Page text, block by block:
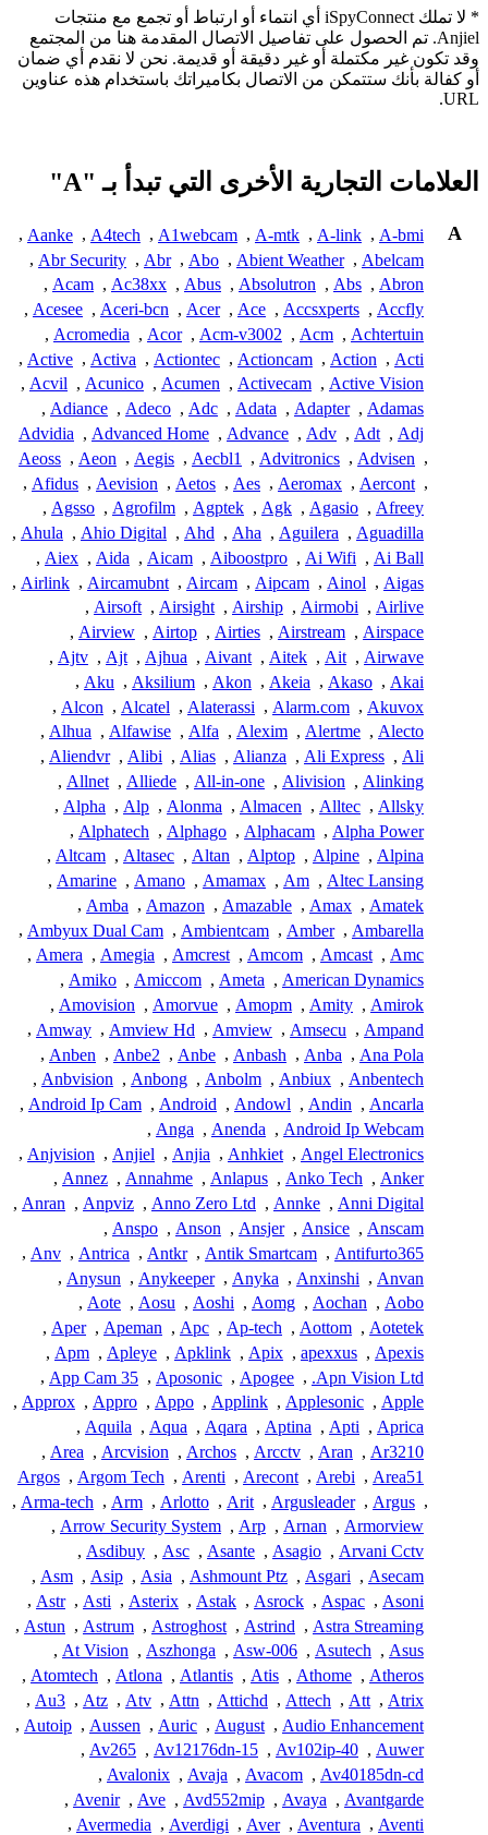
* لا تملك iSpyConnect أي انتماء أو ارتباط أو تجمع مع منتجات
Anjiel. تم الحصول على تفاصيل الاتصال المقدمة هنا من المجتمع
وقد تكون غير مكتملة أو غير دقيقة أو قديمة. نحن لا نقدم أي ضمان
أو كفالة بأنك ستتمكن من الاتصال بكاميراتك باستخدام هذه عناوين
URL.
العلامات التجارية الأخرى التي تبدأ بـ "A"
A
A-bmi
,
A-link
,
A-mtk
,
A1webcam
,
A4tech
,
Aanke
,
Abelcam
,
Abient Weather
,
Abo
,
Abr
,
Abr Security
,
Abron
,
Abs
,
Absolutron
,
Abus
,
Ac38xx
,
Acam
,
Accfly
,
Accsxperts
,
Ace
,
Acer
,
Aceri-bcn
,
Acesee
,
Achtertuin
,
Acm
,
Acm-v3002
,
Acor
,
Acromedia
,
Acti
,
Action
,
Actioncam
,
Actiontec
,
Activa
,
Active
,
Active Vision
,
Activecam
,
Acumen
,
Acunico
,
Acvil
,
Adamas
,
Adapter
,
Adata
,
Adc
,
Adeco
,
Adiance
,
Adj
,
Adt
,
Adv
,
Advance
,
Advanced Home
,
Advidia
,
Advisen
,
Advitronics
,
Aecbl1
,
Aegis
,
Aeon
,
Aeoss
,
Aercont
,
Aeromax
,
Aes
,
Aetos
,
Aevision
,
Afidus
,
Afreey
,
Agasio
,
Agk
,
Agptek
,
Agrofilm
,
Agsso
,
Aguadilla
,
Aguilera
,
Aha
,
Ahd
,
Ahio Digital
,
Ahula
,
Ai Ball
,
Ai Wifi
,
Aiboostpro
,
Aicam
,
Aida
,
Aiex
,
Aigas
,
Ainol
,
Aipcam
,
Aircam
,
Aircamubnt
,
Airlink
,
Airlive
,
Airmobi
,
Airship
,
Airsight
,
Airsoft
,
Airspace
,
Airstream
,
Airties
,
Airtop
,
Airview
,
Airwave
,
Ait
,
Aitek
,
Aivant
,
Ajhua
,
Ajt
,
Ajtv
,
Akai
,
Akaso
,
Akeia
,
Akon
,
Aksilium
,
Aku
,
Akuvox
,
Alarm.com
,
Alaterassi
,
Alcatel
,
Alcon
,
Alecto
,
Alertme
,
Alexim
,
Alfa
,
Alfawise
,
Alhua
,
Ali
,
Ali Express
,
Alianza
,
Alias
,
Alibi
,
Aliendvr
,
Alinking
,
Alivision
,
All-in-one
,
Alliede
,
Allnet
,
Allsky
,
Alltec
,
Almacen
,
Alonma
,
Alp
,
Alpha
,
Alpha Power
,
Alphacam
,
Alphago
,
Alphatech
,
Alpina
,
Alpine
,
Alptop
,
Altan
,
Altasec
,
Altcam
,
Altec Lansing
,
Am
,
Amamax
,
Amano
,
Amarine
,
Amatek
,
Amax
,
Amazable
,
Amazon
,
Amba
,
Ambarella
,
Amber
,
Ambientcam
,
Ambyux Dual Cam
,
Amc
,
Amcast
,
Amcom
,
Amcrest
,
Amegia
,
Amera
,
American Dynamics
,
Ameta
,
Amiccom
,
Amiko
,
Amirok
,
Amity
,
Amopm
,
Amorvue
,
Amovision
,
Ampand
,
Amsecu
,
Amview
,
Amview Hd
,
Amway
,
Ana Pola
,
Anba
,
Anbash
,
Anbe
,
Anbe2
,
Anben
,
Anbentech
,
Anbiux
,
Anbolm
,
Anbong
,
Anbvision
,
Ancarla
,
Andin
,
Andowl
,
Android
,
Android Ip Cam
,
Android Ip Webcam
,
Anenda
,
Anga
,
Angel Electronics
,
Anhkiet
,
Anjia
,
Anjiel
,
Anjvision
,
Anker
,
Anko Tech
,
Anlapus
,
Annahme
,
Annez
,
Anni Digital
,
Annke
,
Anno Zero Ltd
,
Anpviz
,
Anran
,
Anscam
,
Ansice
,
Ansjer
,
Anson
,
Anspo
,
Antifurto365
,
Antik Smartcam
,
Antkr
,
Antrica
,
Anv
,
Anvan
,
Anxinshi
,
Anyka
,
Anykeeper
,
Anysun
,
Aobo
,
Aochan
,
Aomg
,
Aoshi
,
Aosu
,
Aote
,
Aotetek
,
Aottom
,
Ap-tech
,
Apc
,
Apeman
,
Aper
,
Apexis
,
apexxus
,
Apix
,
Apklink
,
Apleye
,
Apm
,
Apn Vision Ltd.
,
Apogee
,
Aposonic
,
App Cam 35
,
Apple
,
Applesonic
,
Applink
,
Appo
,
Appro
,
Approx
,
Aprica
,
Apti
,
Aptina
,
Aqara
,
Aqua
,
Aquila
,
Ar3210
,
Aran
,
Arcctv
,
Archos
,
Arcvision
,
Area
,
Area51
,
Arebi
,
Arecont
,
Arenti
,
Argom Tech
,
Argos
,
Argus
,
Argusleader
,
Arit
,
Arlotto
,
Arm
,
Arma-tech
,
Armorview
,
Arnan
,
Arp
,
Arrow Security System
,
Arvani Cctv
,
Asagio
,
Asante
,
Asc
,
Asdibuy
,
Asecam
,
Asgari
,
Ashmount Ptz
,
Asia
,
Asip
,
Asm
,
Asoni
,
Aspac
,
Asrock
,
Astak
,
Asterix
,
Asti
,
Astr
,
Astra Streaming
,
Astrind
,
Astroghost
,
Astrum
,
Astun
,
Asus
,
Asutech
,
Asw-006
,
Aszhonga
,
At Vision
,
Atheros
,
Athome
,
Atis
,
Atlantis
,
Atlona
,
Atomtech
,
Atrix
,
Att
,
Attech
,
Attichd
,
Attn
,
Atv
,
Atz
,
Au3
,
Audio Enhancement
,
August
,
Auric
,
Aussen
,
Autoip
,
Auwer
,
Av102ip-40
,
Av12176dn-15
,
Av265
,
Av40185dn-cd
,
Avacom
,
Avaja
,
Avalonix
,
Avantgarde
,
Avaya
,
Avd552mip
,
Ave
,
Avenir
,
Aventi
,
Aventura
,
Aver
,
Averdigi
,
Avermedia
,